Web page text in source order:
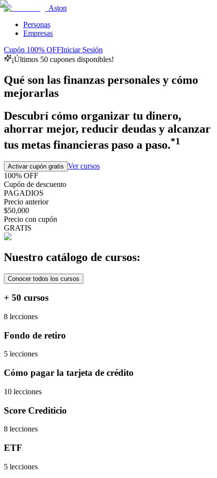
Aston
Personas
Empresas
Cupón 100% OFFIniciar Sesión
¡Últimos 50 cupones disponibles!
Qué son las finanzas personales y cómo
mejorarlas
Descubrí cómo organizar tu dinero,
ahorrar mejor, reducir deudas y alcanzar
tus metas financieras paso a paso.*1
Activar cupón gratis Ver cursos
100% OFF
Cupón de descuento
PAGADIOS
Precio anterior
$50,000
Precio con cupón
GRATIS
Nuestro catálogo de cursos:
Conocer todos los cursos
+ 50 cursos
8 lecciones
Fondo de retiro
5 lecciones
Cómo pagar la tarjeta de crédito
10 lecciones
Score Crediticio
8 lecciones
ETF
5 lecciones